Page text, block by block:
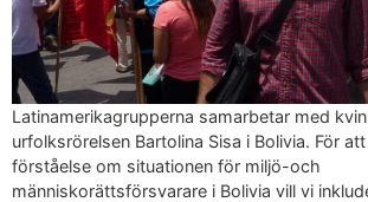
Latinamerikagrupperna samarbetar med
urfolksrörelsen Bartolina Sisa i Bolivia. För
förståelse om situationen för miljö-och
människorättsförsvarare i Bolivia vill vi